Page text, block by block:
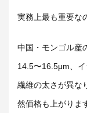
実務上最も重要な
中国・モンゴル産
14.5〜16.5μm、
繊維の太さが異な
然価格も上がりま